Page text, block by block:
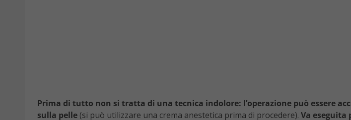
Prima di tutto non si tratta di una tecnica indolore: l’operazione può essere
sulla pelle (si può utilizzare una crema anestetica prima di procedere). Va eseguita